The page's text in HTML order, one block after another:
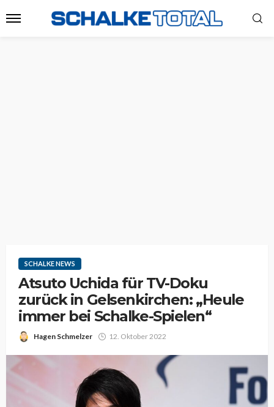
SCHALKE NEWS
Atsuto Uchida für TV-Doku
zurück in Gelsenkirchen: „Heule
immer bei Schalke-Spielen“
Hagen Schmelzer 12. Oktober 2022